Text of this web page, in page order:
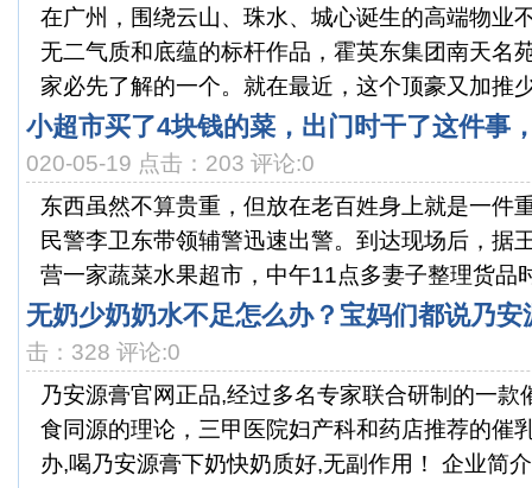
在广州，围绕云山、珠水、城心诞生的高端物业
无二气质和底蕴的标杆作品，霍英东集团南天名
家必先了解的一个。就在最近，这个顶豪又加推
小超市买了4块钱的菜，出门时干了这件事
020-05-19 点击：203 评论:0
东西虽然不算贵重，但放在老百姓身上就是一件
民警李卫东带领辅警迅速出警。到达现场后，据
营一家蔬菜水果超市，中午11点多妻子整理货品
无奶少奶奶水不足怎么办？宝妈们都说乃安
击：328 评论:0
乃安源膏官网正品,经过多名专家联合研制的一款
食同源的理论，三甲医院妇产科和药店推荐的催
办,喝乃安源膏下奶快奶质好,无副作用！ 企业简